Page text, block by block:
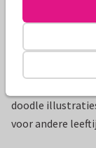
doodle
voor andere